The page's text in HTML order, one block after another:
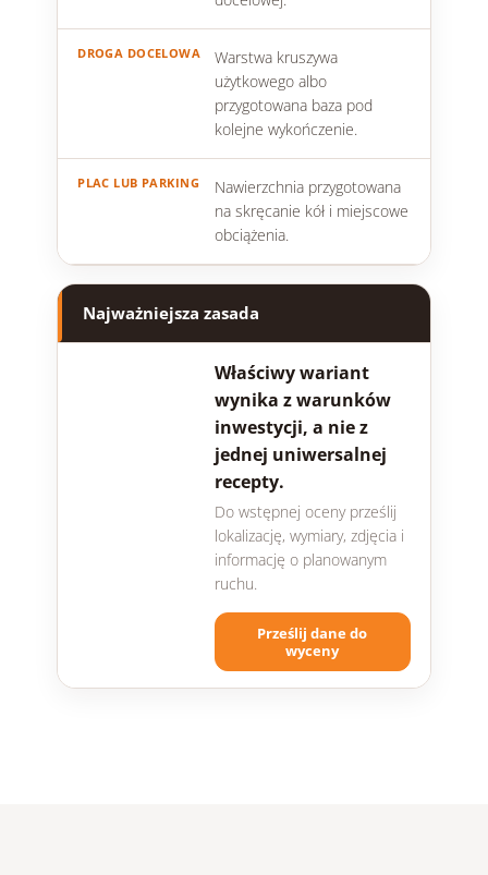
Warstwa kruszywa
użytkowego albo
przygotowana baza pod
kolejne wykończenie.
Nawierzchnia przygotowana
na skręcanie kół i miejscowe
obciążenia.
Najważniejsza zasada
Właściwy wariant
wynika z warunków
inwestycji, a nie z
jednej uniwersalnej
recepty.
Do wstępnej oceny prześlij
lokalizację, wymiary, zdjęcia i
informację o planowanym
ruchu.
Prześlij dane do
wyceny